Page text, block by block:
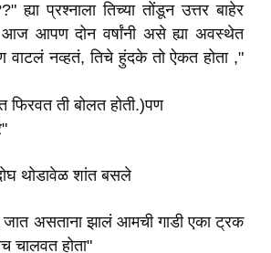
प्रश्नाला तिच्या तोंडून उत्तर बाहेर
आपण दोन वर्षांनी असे ह्या अवस्थेत
वाटलं नव्हतं, तिचे हुंदके तो ऐकत होता ,"
फिरवत ती बोलत होती.)पण
दोघ थोडावेळ शांत बसले
जात असताना झालं आमची गाडी एका ट्रक
चालवत होता"